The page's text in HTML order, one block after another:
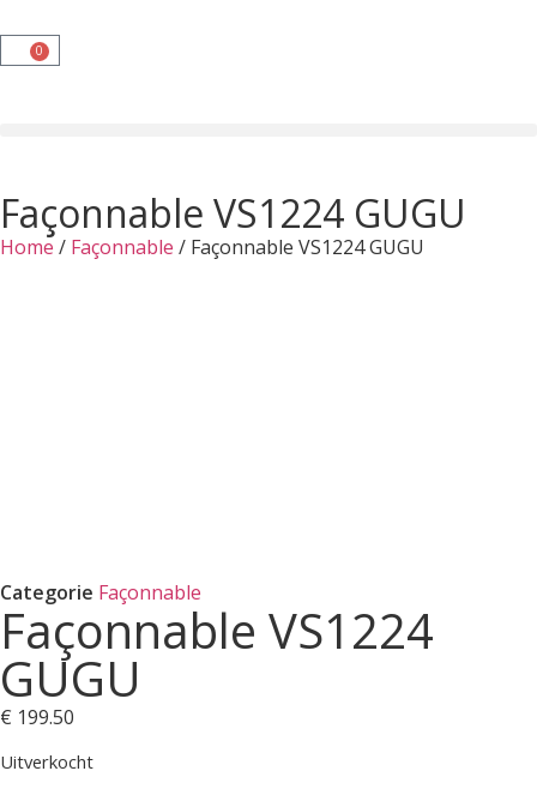
0
Façonnable VS1224 GUGU
Home / Façonnable / Façonnable VS1224 GUGU
Categorie Façonnable
Façonnable VS1224
GUGU
€ 199.50
Uitverkocht